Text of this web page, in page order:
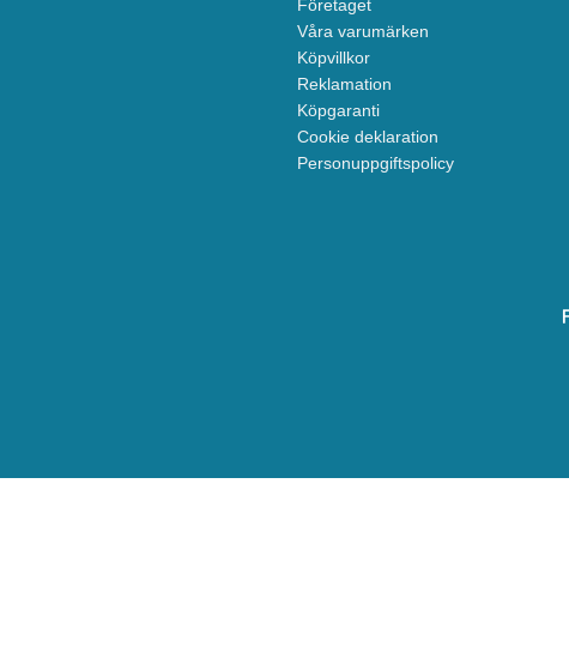
Företaget
Våra varumärken
Köpvillkor
Reklamation
Köpgaranti
Cookie deklaration
Personuppgiftspolicy